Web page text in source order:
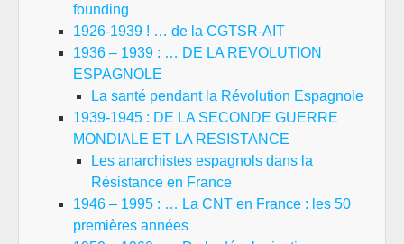
founding
1926-1939 ! … de la CGTSR-AIT
1936 – 1939 : … DE LA REVOLUTION
ESPAGNOLE
La santé pendant la Révolution Espagnole
1939-1945 : DE LA SECONDE GUERRE
MONDIALE ET LA RESISTANCE
Les anarchistes espagnols dans la
Résistance en France
1946 – 1995 : … La CNT en France : les 50
premières années